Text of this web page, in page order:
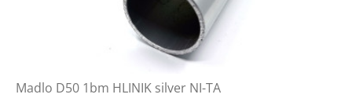
Madlo D50 1bm HLINIK silver NI-TA